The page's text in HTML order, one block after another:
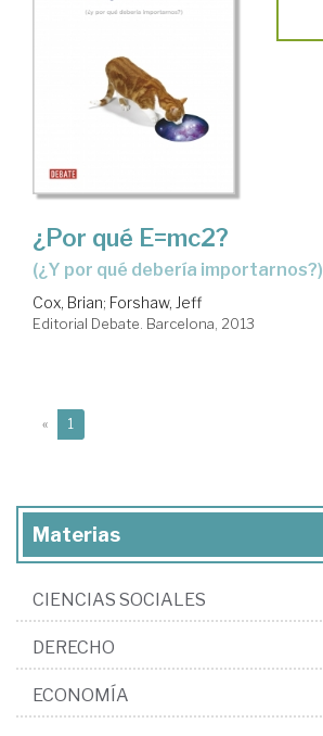
¿Por qué E=mc2?
(¿y por qué debería importarnos?)
Cox, Brian; Forshaw, Jeff
Editorial Debate. Barcelona, 2013
« 1
Materias
CIENCIAS SOCIALES
DERECHO
ECONOMÍA